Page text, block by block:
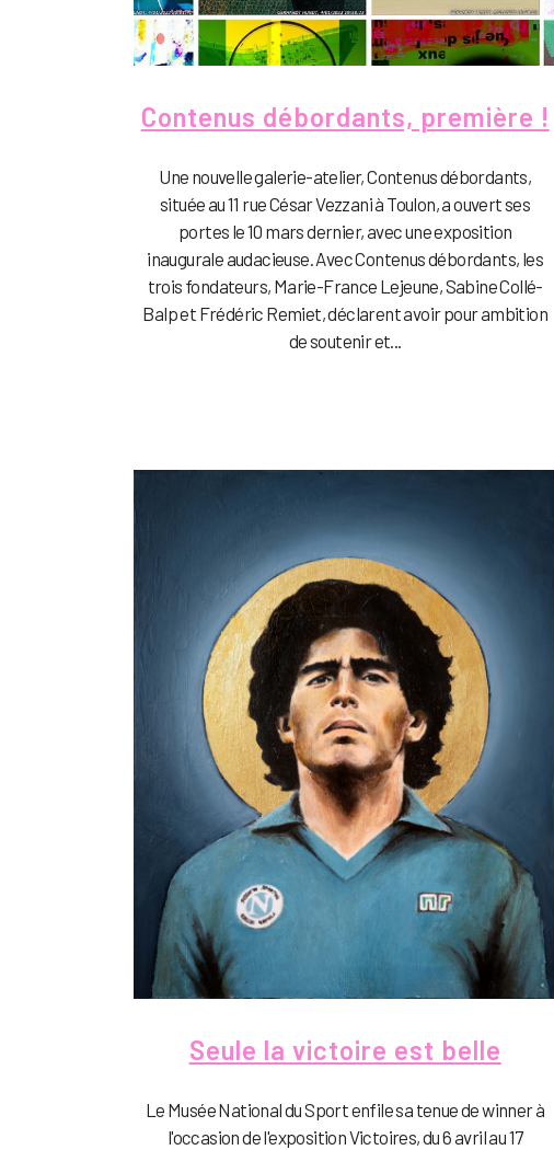
Contenus débordants, première !
Une nouvelle galerie-atelier, Contenus débordants,
située au 11 rue César Vezzani à Toulon, a ouvert ses
portes le 10 mars dernier, avec une exposition
inaugurale audacieuse. Avec Contenus débordants, les
trois fondateurs, Marie-France Lejeune, Sabine Collé-
Balp et Frédéric Remiet, déclarent avoir pour ambition
de soutenir et...
Seule la victoire est belle
Le Musée National du Sport enfile sa tenue de winner à
l'occasion de l'exposition Victoires, du 6 avril au 17